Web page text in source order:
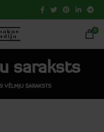
0
saraksts
VĒLMJU SARAKSTS